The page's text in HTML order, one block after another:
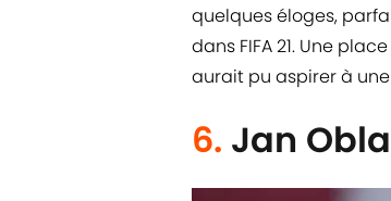
quelques éloges,
dans FIFA 21. Une
aurait pu aspirer à
6. Jan